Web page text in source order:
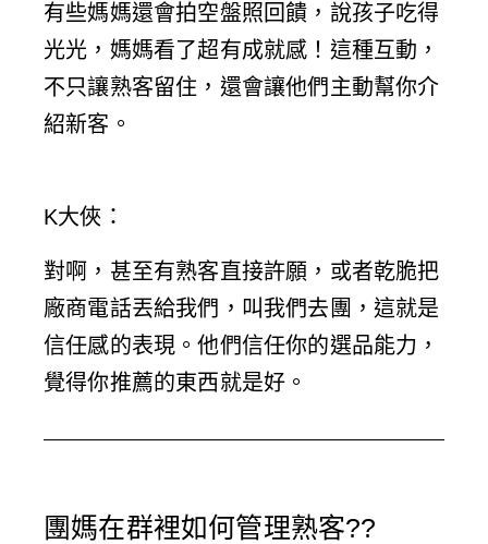
有些媽媽還會拍空盤照回饋，說孩子吃得
光光，媽媽看了超有成就感！這種互動，
不只讓熟客留住，還會讓他們主動幫你介
紹新客。
K大俠 ：
對啊，甚至有熟客直接許願，或者乾脆把
廠商電話丟給我們，叫我們去團，這就是
信任感的表現。他們信任你的選品能力，
覺得你推薦的東西就是好。
團媽在群裡如何管理熟客??